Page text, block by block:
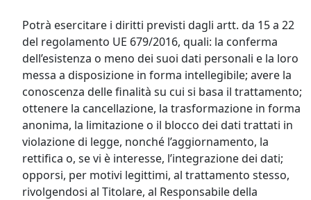
Potrà esercitare i diritti previsti dagli artt. da 15 a 22
del regolamento UE 679/2016, quali: la conferma
dell’esistenza o meno dei suoi dati personali e la loro
messa a disposizione in forma intellegibile; avere la
conoscenza delle finalità su cui si basa il trattamento;
ottenere la cancellazione, la trasformazione in forma
anonima, la limitazione o il blocco dei dati trattati in
violazione di legge, nonché l’aggiornamento, la
rettifica o, se vi è interesse, l’integrazione dei dati;
opporsi, per motivi legittimi, al trattamento stesso,
rivolgendosi al Titolare, al Responsabile della